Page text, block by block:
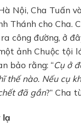
Nội, Cha Tuấn
Thánh cho Cha.
công đường, ở
ảnh Chuộc tội
bảo rằng: “Cụ ở
thế nào. Nếu cụ
đã gần?” Cha
lạ